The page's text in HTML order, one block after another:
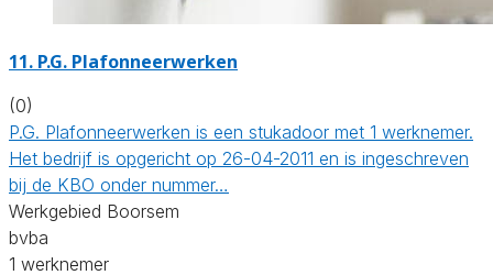
11. P.G. Plafonneerwerken
(0)
P.G. Plafonneerwerken is een stukadoor met 1 werknemer.
Het bedrijf is opgericht op 26-04-2011 en is ingeschreven
bij de KBO onder nummer…
Werkgebied Boorsem
bvba
1 werknemer